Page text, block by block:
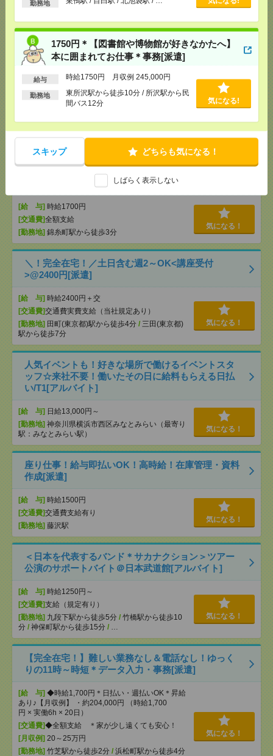
勤務地
1750円＊【図書館や博物館が好きなかたへ】
本に囲まれてお仕事＊事務[派遣]
給与 時給1750円 月収例 245,000円
勤務地
東所沢駅から徒歩10分 / 所沢駅から民
間バス12分
気になる!
スキップ どちらも気になる！
しばらく表示しない
[交通費]全額支給
[勤務地]
八丁堀(東京都)駅から徒歩2分/茅場町駅か
ら徒歩6分
気になる！
1700円＊《時間相談OK！》電話なし！錦糸町駅す
ぐ！連盟内のサポート！[派遣]
錦糸町駅から徒歩3分
メインのカンタン事務＠錦糸町[派遣]
[給 与] 時給1700円
[交通費]全額支給
[勤務地] 錦糸町駅から徒歩3分
気になる！
＼！完全在宅！／土日含む週2～OK<講座受付
>@2400円[派遣]
[給 与] 時給2400円＋交
[交通費]交通費実費支給（当社規定あり）
[勤務地] 田町(東京都)駅から徒歩4分 / 三田(東京都)
駅から徒歩7分
気になる！
人気イベントも！好きな場所で働けるイベントスタ
ッフ☆来社不要！働いたその日に給料もらえる日払
い/T1[アルバイト]
[給 与] 日給13,000円～
[勤務地] 神奈川県横浜市西区みなとみらい（最寄り
駅：みなとみらい駅）
気になる！
座り仕事！給与即払いOK！高時給！在庫管理・資料
作成[派遣]
[給 与] 時給1500円
[交通費]交通費支給有り
[勤務地] 藤沢駅
気になる！
＜日本を代表するバンド＊サカナクション＞ツアー
公演のサポートバイト＠日本武道館[アルバイト]
[給 与] 時給1250円～
[交通費]支給（規定有り）
[勤務地] 九段下駅から徒歩5分 / 竹橋駅から徒歩10
分 / 神保町駅から徒歩15分 / …
気になる！
【完全在宅！】難しい業務なし＆電話なし！ゆっく
りの11時～時短＊データ入力・事務[派遣]
[給 与] ◆時給1,700円＊日払い・週払いOK＊昇給
あり♪【月収例】 ・約204,000円 （時給1,700
円 × 実働6h × 20日）
[交通費]◆全額支給 ＊家が少し遠くても安心！
[月収例] 20～25万円
[勤務地] 竹芝駅から徒歩2分 / 浜松町駅から徒歩4分
気になる！